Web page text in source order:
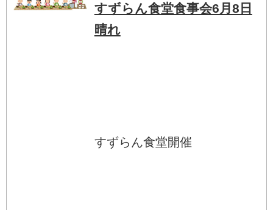
すずらん食堂食事会6月8日
晴れ
すずらん食堂開催